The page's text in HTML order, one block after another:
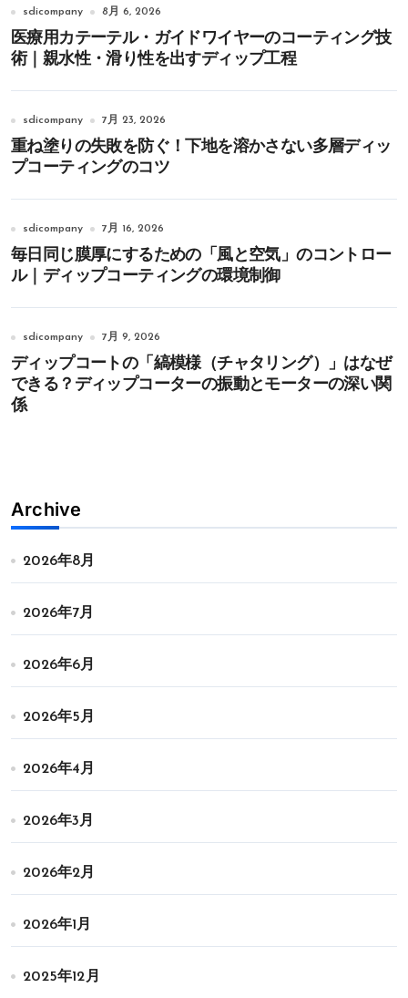
sdicompany 8月 6, 2026
医療用カテーテル・ガイドワイヤーのコーティング技
術｜親水性・滑り性を出すディップ工程
sdicompany 7月 23, 2026
重ね塗りの失敗を防ぐ！下地を溶かさない多層ディッ
プコーティングのコツ
sdicompany 7月 16, 2026
毎日同じ膜厚にするための「風と空気」のコントロー
ル｜ディップコーティングの環境制御
sdicompany 7月 9, 2026
ディップコートの「縞模様（チャタリング）」はなぜ
できる？ディップコーターの振動とモーターの深い関
係
Archive
2026年8月
2026年7月
2026年6月
2026年5月
2026年4月
2026年3月
2026年2月
2026年1月
2025年12月